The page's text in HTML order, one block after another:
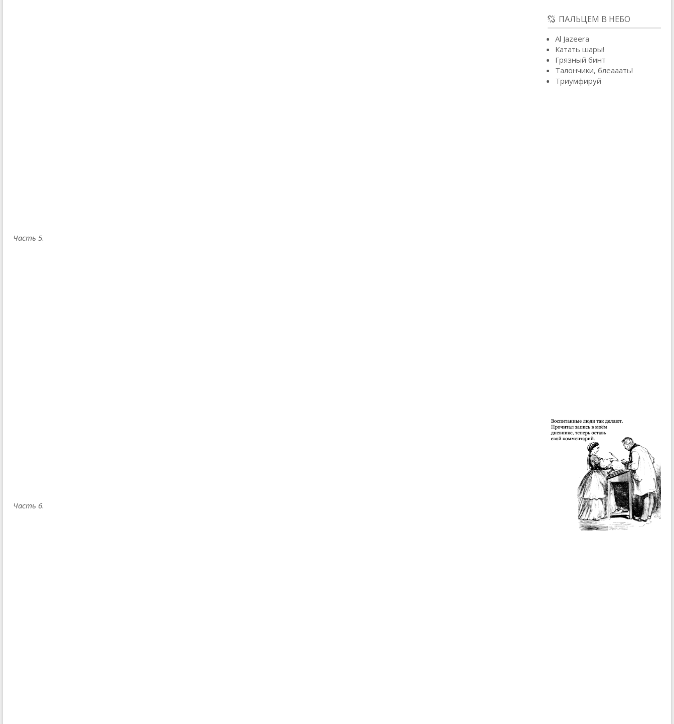
Часть 5.
Часть 6.
ПАЛЬЦЕМ В НЕБО
Al Jazeera
Катать шары!
Грязный бинт
Талончики, блеааать!
Триумфируй